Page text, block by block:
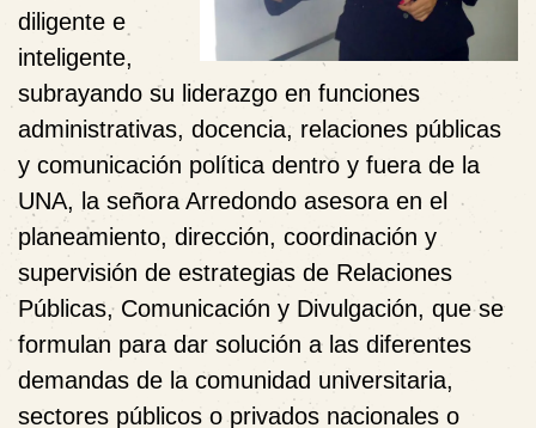
diligente e
inteligente,
subrayando su liderazgo en funciones
administrativas, docencia, relaciones públicas
y comunicación política dentro y fuera de la
UNA, la señora Arredondo asesora en el
planeamiento, dirección, coordinación y
supervisión de estrategias de Relaciones
Públicas, Comunicación y Divulgación, que se
formulan para dar solución a las diferentes
demandas de la comunidad universitaria,
sectores públicos o privados nacionales o